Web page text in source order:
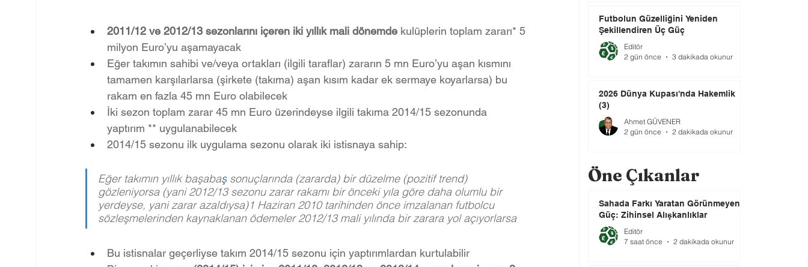
2011/12 ve 2012/13 sezonlarını içeren iki yıllık mali dönemde kulüplerin toplam zararı* 5
milyon Euro’yu aşamayacak
Eğer takımın sahibi ve/veya ortakları (ilgili taraflar) zararın 5 mn Euro’yu aşan kısmını
tamamen karşılarlarsa (şirkete (takıma) aşan kısım kadar ek sermaye koyarlarsa) bu
rakam en fazla 45 mn Euro olabilecek
İki sezon toplam zarar 45 mn Euro üzerindeyse ilgili takıma 2014/15 sezonunda
yaptırım ** uygulanabilecek
2014/15 sezonu ilk uygulama sezonu olarak iki istisnaya sahip:
Eğer takımın yıllık başabaş sonuçlarında (zararda) bir düzelme (pozitif trend)
gözleniyorsa (yani 2012/13 sezonu zarar rakamı bir önceki yıla göre daha olumlu bir
yerdeyse, yani zarar azaldıysa)1 Haziran 2010 tarihinden önce imzalanan futbolcu
sözleşmelerinden kaynaklanan ödemeler 2012/13 mali yılında bir zarara yol açıyorlarsa
Bu istisnalar geçerliyse takım 2014/15 sezonu için yaptırımlardan kurtulabilir
Futbolun Güzelliğini Yeniden
Şekillendiren Üç Güç
Editör
2 gün önce
3 dakikada okunur
2026 Dünya Kupası'nda Hakemlik
(3)
Ahmet GÜVENER
2 gün önce
2 dakikada okunur
Öne Çıkanlar
Sahada Farkı Yaratan Görünmeyen
Güç: Zihinsel Alışkanlıklar
Editör
7 saat önce
2 dakikada okunur